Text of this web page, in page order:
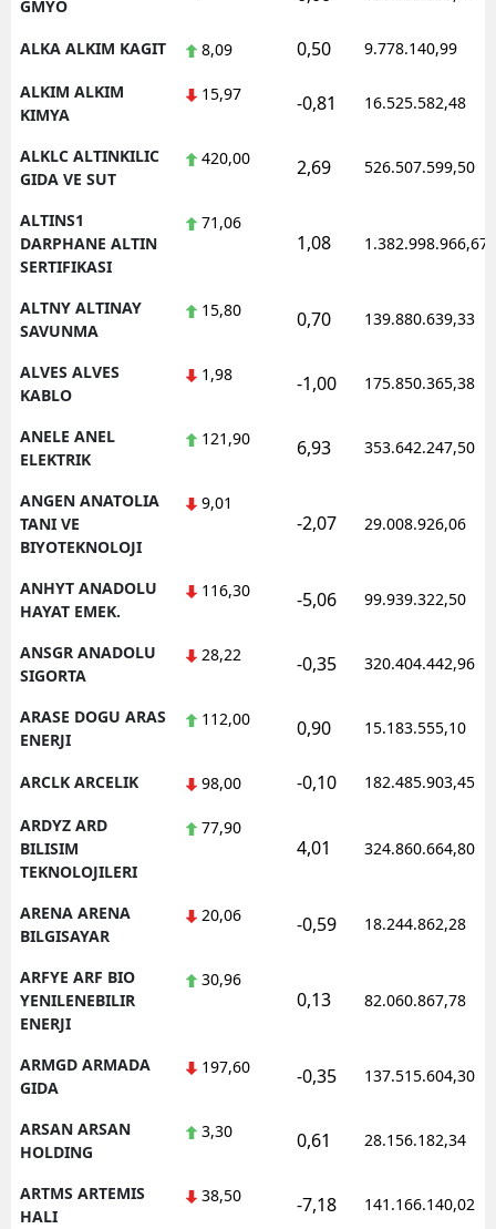
GMYO
ALKA ALKIM KAGIT 8,09 0,50 9.778.140,99
ALKIM ALKIM
KIMYA
15,97 -0,81 16.525.582,48
ALKLC ALTINKILIC
GIDA VE SUT
420,00 2,69 526.507.599,50
ALTINS1
DARPHANE ALTIN
SERTIFIKASI
71,06
1,08 1.382.998.966,67
ALTNY ALTINAY
SAVUNMA
15,80 0,70 139.880.639,33
ALVES ALVES
KABLO
1,98 -1,00 175.850.365,38
ANELE ANEL
ELEKTRIK
121,90 6,93 353.642.247,50
ANGEN ANATOLIA
TANI VE
BIYOTEKNOLOJI
9,01
-2,07 29.008.926,06
ANHYT ANADOLU
HAYAT EMEK.
116,30 -5,06 99.939.322,50
ANSGR ANADOLU
SIGORTA
28,22 -0,35 320.404.442,96
ARASE DOGU ARAS
ENERJI
112,00 0,90 15.183.555,10
ARCLK ARCELIK 98,00 -0,10 182.485.903,45
ARDYZ ARD
BILISIM
TEKNOLOJILERI
77,90
4,01 324.860.664,80
ARENA ARENA
BILGISAYAR
20,06 -0,59 18.244.862,28
ARFYE ARF BIO
YENILENEBILIR
ENERJI
30,96
0,13 82.060.867,78
ARMGD ARMADA
GIDA
197,60 -0,35 137.515.604,30
ARSAN ARSAN
HOLDING
3,30 0,61 28.156.182,34
ARTMS ARTEMIS
HALI
38,50 -7,18 141.166.140,02